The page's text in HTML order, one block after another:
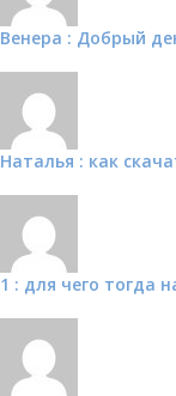
Венера : Добрый
Наталья : как
1 : для чего тогда